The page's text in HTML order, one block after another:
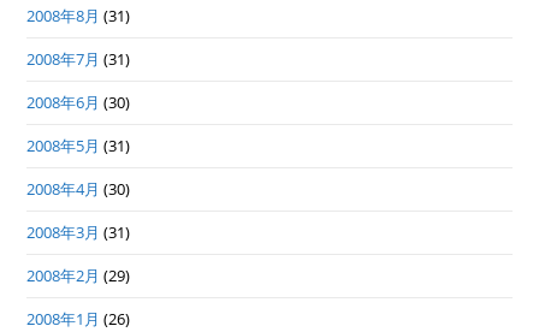
2008年8月 (31)
2008年7月 (31)
2008年6月 (30)
2008年5月 (31)
2008年4月 (30)
2008年3月 (31)
2008年2月 (29)
2008年1月 (26)